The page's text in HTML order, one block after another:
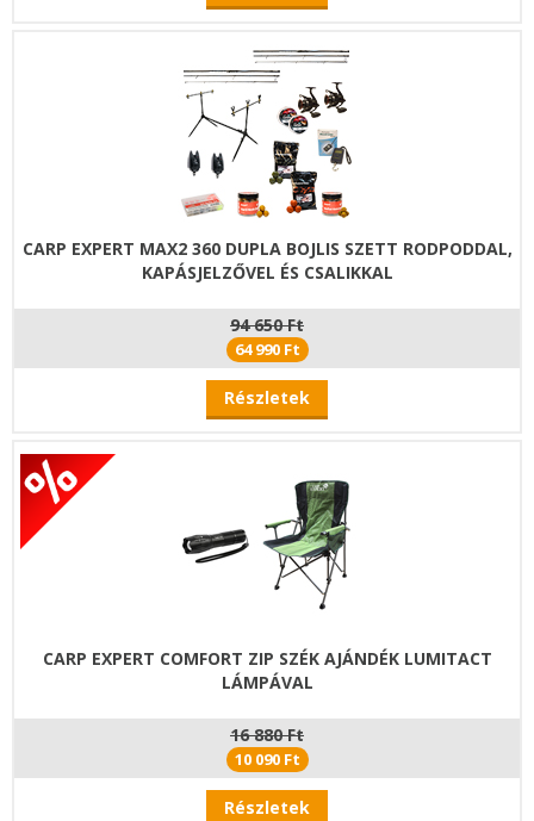
CARP EXPERT MAX2 360 DUPLA BOJLIS SZETT RODPODDAL,
KAPÁSJELZŐVEL ÉS CSALIKKAL
94 650 Ft
64 990 Ft
Részletek
CARP EXPERT COMFORT ZIP SZÉK AJÁNDÉK LUMITACT
LÁMPÁVAL
16 880 Ft
10 090 Ft
Részletek